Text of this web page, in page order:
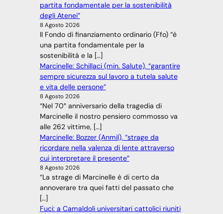
partita fondamentale per la sostenibilità
degli Atenei”
8 Agosto 2026
Il Fondo di finanziamento ordinario (Ffo) “è
una partita fondamentale per la
sostenibilità e la […]
Marcinelle: Schillaci (min. Salute), “garantire
sempre sicurezza sul lavoro a tutela salute
e vita delle persone”
8 Agosto 2026
“Nel 70° anniversario della tragedia di
Marcinelle il nostro pensiero commosso va
alle 262 vittime, […]
Marcinelle: Bozzer (Anmil), “strage da
ricordare nella valenza di lente attraverso
cui interpretare il presente”
8 Agosto 2026
“La strage di Marcinelle è di certo da
annoverare tra quei fatti del passato che
[…]
Fuci: a Camaldoli universitari cattolici riuniti